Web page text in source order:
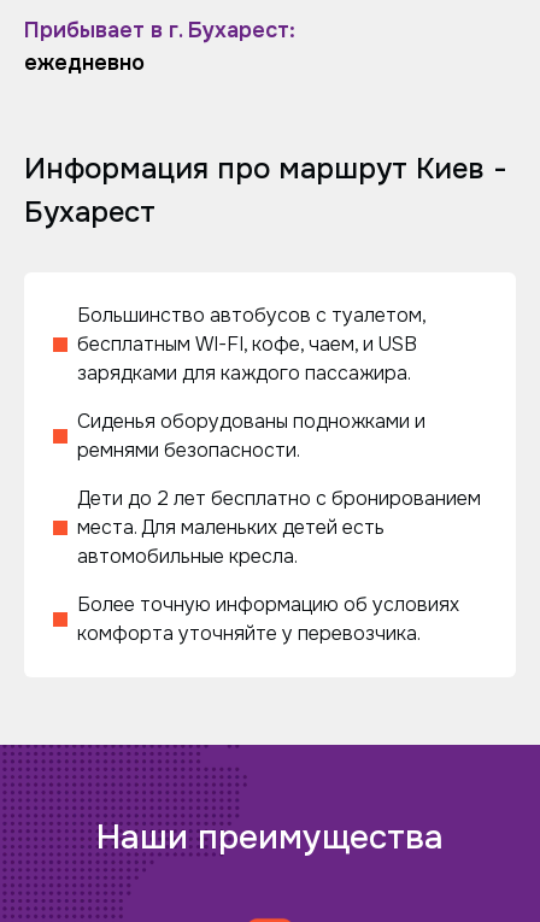
Прибывает в г. Бухарест:
ежедневно
Информация про маршрут Киев -
Бухарест
Большинство автобусов с туалетом,
бесплатным WI-FI, кофе, чаем, и USB
зарядками для каждого пассажира.
Сиденья оборудованы подножками и
ремнями безопасности.
Дети до 2 лет бесплатно с бронированием
места. Для маленьких детей есть
автомобильные кресла.
Более точную информацию об условиях
комфорта уточняйте у перевозчика.
Наши преимущества